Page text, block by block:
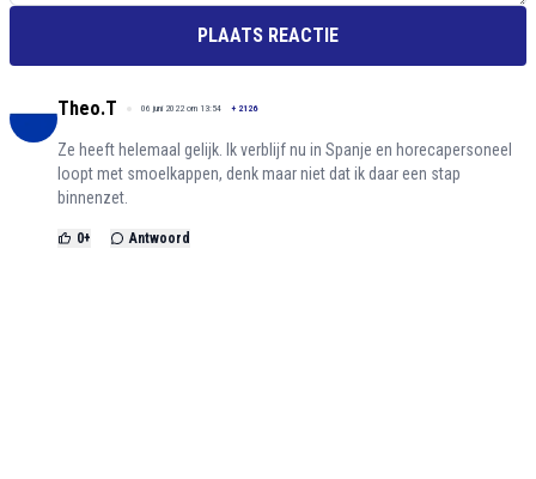
PLAATS REACTIE
Theo.T 06 juni 2022 om 13:54 + 2126
Ze heeft helemaal gelijk. Ik verblijf nu in Spanje en horecapersoneel
loopt met smoelkappen, denk maar niet dat ik daar een stap
binnenzet.
0+ Antwoord